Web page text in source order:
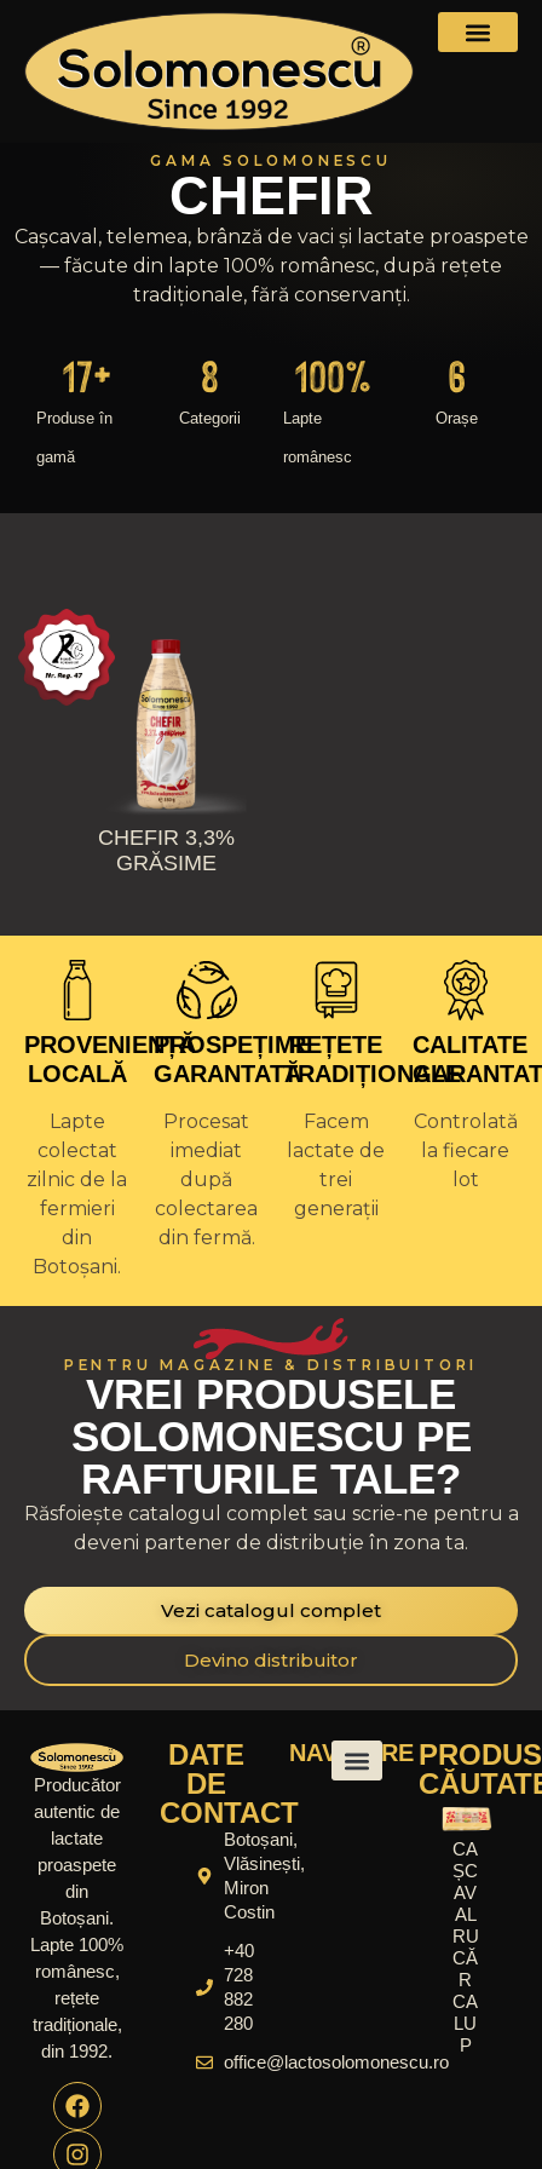
GAMA SOLOMONESCU
CHEFIR
Cașcaval, telemea, brânză de vaci și lactate proaspete
— făcute din lapte 100% românesc, după rețete
tradiționale, fără conservanți.
Produse în
gamă
17+
Categorii
8
Lapte
românesc
100%
Orașe
6
CHEFIR 3,3%
GRĂSIME
PROVENIENȚĂ
LOCALĂ
Lapte
colectat
zilnic de la
fermieri
din
Botoșani.
PROSPEȚIME
GARANTATĂ
Procesat
imediat
după
colectarea
din fermă.
REȚETE
TRADIȚIONALE
Facem
lactate de
trei
generații
CALITATE
Controlată
la fiecare
lot
PENTRU MAGAZINE & DISTRIBUITORI
VREI PRODUSELE
SOLOMONESCU PE
RAFTURILE TALE?
Răsfoiește catalogul complet sau scrie-ne pentru a
deveni partener de distribuție în zona ta.
Vezi catalogul complet
Devino distribuitor
Producător
autentic de
lactate
proaspete
din
Botoșani.
Lapte 100%
românesc,
rețete
tradiționale,
din 1992.
DATE
DE
CONTACT
Botoșani,
Vlăsinești,
Miron
Costin
+40
728
882
280
office@lactosolomonescu.ro
NAVIGARE
CA
ȘC
AV
AL
RU
CĂ
R
CA
LU
P